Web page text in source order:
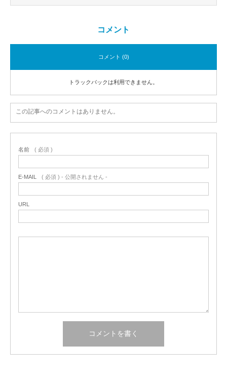
コメント
コメント (0)
トラックバックは利用できません。
この記事へのコメントはありません。
名前 ( 必須 )
E-MAIL ( 必須 ) - 公開されません -
URL